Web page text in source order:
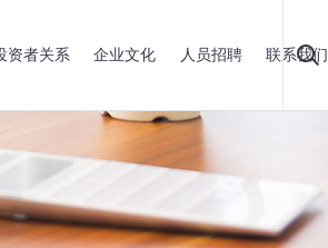
资者关系 企业文化 人员招聘 联系我们